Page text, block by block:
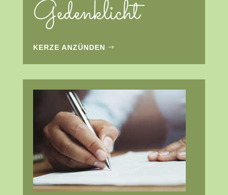
Gedenklicht
KERZE ANZÜNDEN